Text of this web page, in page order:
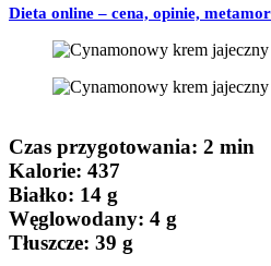
Dieta online – cena, opinie,
Czas przygotowania: 2 min
Kalorie: 437
Białko: 14 g
Węglowodany: 4 g
Tłuszcze: 39 g